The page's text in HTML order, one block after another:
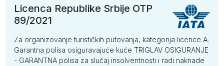
Licenca Republike Srbije OTP
89/2021
Za organizovanje turističkih putovanja, kategorija licence A.
Garantna polisa osiguravajuće kuće TRIGLAV OSIGURANJE
- GARANTNA polisa za slučaj insolventnosti i radi naknade